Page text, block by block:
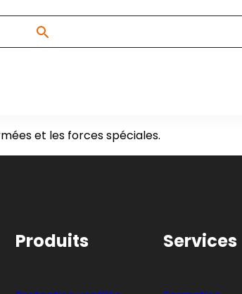
et les forces spéciales.
Produits Services